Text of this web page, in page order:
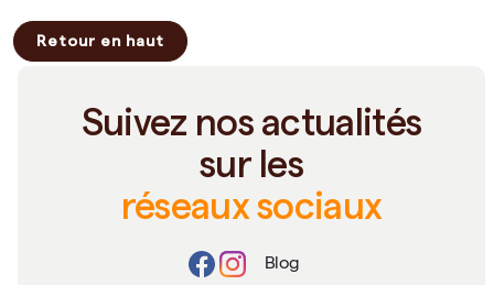
Retour en haut
Suivez nos actualités
sur les
réseaux sociaux
Blog